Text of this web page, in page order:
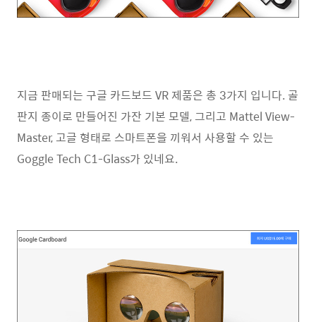
지금 판매되는 구글 카드보드 VR 제품은 총 3가지 입니다. 골
판지 종이로 만들어진 가잔 기본 모델, 그리고 Mattel View-
Master, 고글 형태로 스마트폰을 끼워서 사용할 수 있는
Goggle Tech C1-Glass가 있네요.